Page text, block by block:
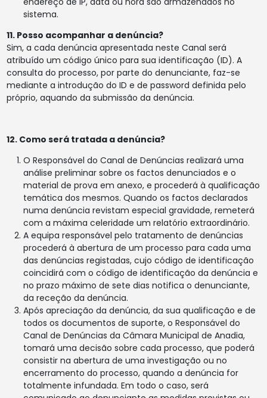
sistema.
11. Posso acompanhar a denúncia?
Sim, a cada denúncia apresentada neste Canal será
atribuído um código único para sua identificação (ID). A
consulta do processo, por parte do denunciante, faz-se
mediante a introdução do ID e de password definida pelo
próprio, aquando da submissão da denúncia.
12. Como será tratada a denúncia?
O Responsável do Canal de Denúncias realizará uma
análise preliminar sobre os factos denunciados e o
material de prova em anexo, e procederá à qualificação
temática dos mesmos. Quando os factos declarados
numa denúncia revistam especial gravidade, remeterá
com a máxima celeridade um relatório extraordinário.
A equipa responsável pelo tratamento de denúncias
procederá à abertura de um processo para cada uma
das denúncias registadas, cujo código de identificação
coincidirá com o código de identificação da denúncia e
no prazo máximo de sete dias notifica o denunciante,
da receção da denúncia.
Após apreciação da denúncia, da sua qualificação e de
todos os documentos de suporte, o Responsável do
Canal de Denúncias da Câmara Municipal de Anadia,
tomará uma decisão sobre cada processo, que poderá
consistir na abertura de uma investigação ou no
encerramento do processo, quando a denúncia for
totalmente infundada. Em todo o caso, será